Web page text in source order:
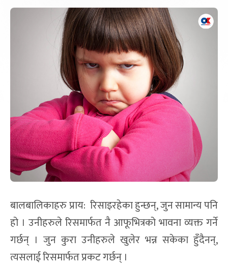
बालबालिकाहरु प्राय: रिसाइरहेका हुन्छन्, जुन सामान्य पनि
हो । उनीहरुले रिसमार्फत नै आफूभित्रको भावना व्यक्त गर्ने
गर्छन् । जुन कुरा उनीहरुले खुलेर भन्न सकेका हुँदैनन्,
त्यसलाई रिसमार्फत प्रकट गर्छन् ।